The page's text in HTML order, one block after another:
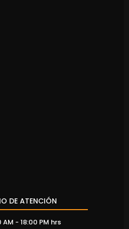
DE ATENCIÓN
AM - 18:00 PM hrs